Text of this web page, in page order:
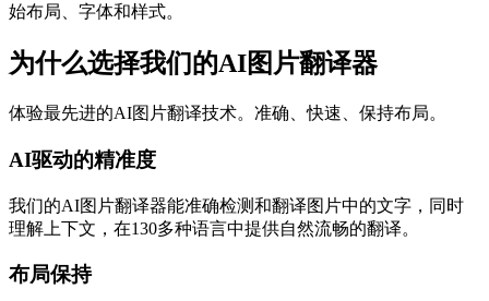
始布局、字体和样式。
为什么选择我们的AI图片翻译器
体验最先进的AI图片翻译技术。准确、快速、保持布局。
AI驱动的精准度
我们的AI图片翻译器能准确检测和翻译图片中的文字，同时
理解上下文，在130多种语言中提供自然流畅的翻译。
布局保持